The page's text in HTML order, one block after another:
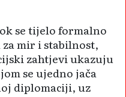
se tijelo formalno
mir i stabilnost,
zahtjevi ukazuju
se ujedno jača
diplomaciji, uz